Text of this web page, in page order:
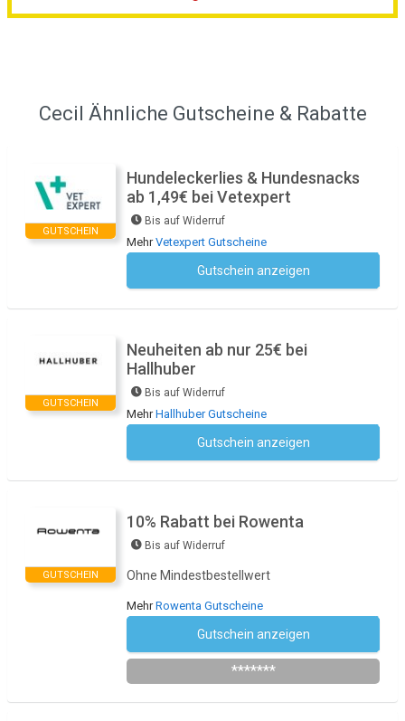
Cecil Ähnliche Gutscheine & Rabatte
GUTSCHEIN
Hundeleckerlies & Hundesnacks
ab 1,49€ bei Vetexpert
Bis auf Widerruf
MehrVetexpert Gutscheine
Gutschein anzeigen
GUTSCHEIN
Neuheiten ab nur 25€ bei
Hallhuber
Bis auf Widerruf
MehrHallhuber Gutscheine
Gutschein anzeigen
GUTSCHEIN
10% Rabatt bei Rowenta
Bis auf Widerruf
Ohne Mindestbestellwert
MehrRowenta Gutscheine
Gutschein anzeigen
*******